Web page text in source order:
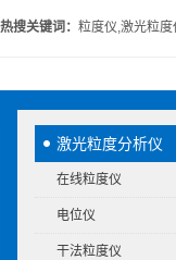
热搜关键词： 粒度仪,激光粒
激光粒度分析仪
在线粒度仪
电位仪
干法粒度仪